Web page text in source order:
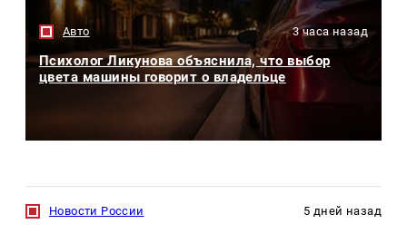
Авто 3 часа назад
Психолог Ликунова объяснила, что выбор
цвета машины говорит о владельце
Новости России 5 дней назад